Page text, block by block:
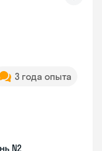
3 года опыта
N2